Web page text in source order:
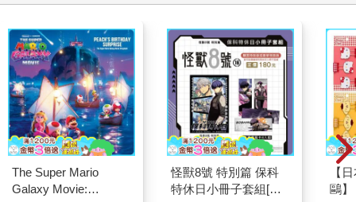
The Super Mario
Galaxy Movie:
怪獸8號 特別篇 保科
特休日小冊子套組[限
【
鷗